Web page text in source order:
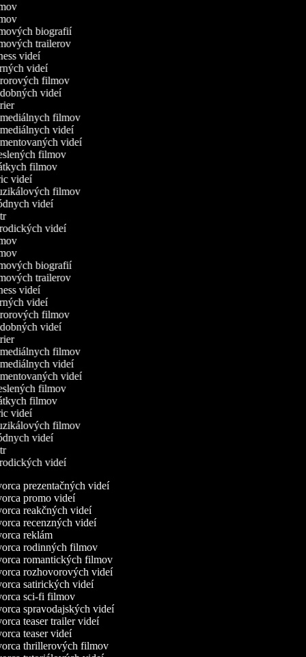
biografií
trailerov
videí
videí
filmov
videí
filmov
videí
videí
filmov
filmov
videí
filmov
videí
videí
biografií
trailerov
videí
videí
filmov
videí
filmov
videí
videí
filmov
filmov
videí
filmov
videí
videí
prezentačných videí
promo videí
reakčných videí
recenzných videí
reklám
rodinných filmov
romantických filmov
rozhovorových videí
satirických videí
sci-fi filmov
spravodajských videí
teaser trailer videí
teaser videí
thrillerových filmov